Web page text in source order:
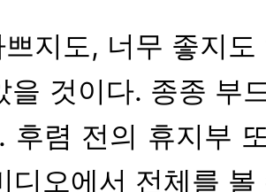
지도, 너무 좋지도
것이다. 종종 부
후렴 전의 휴지부
오에서 전체를 볼